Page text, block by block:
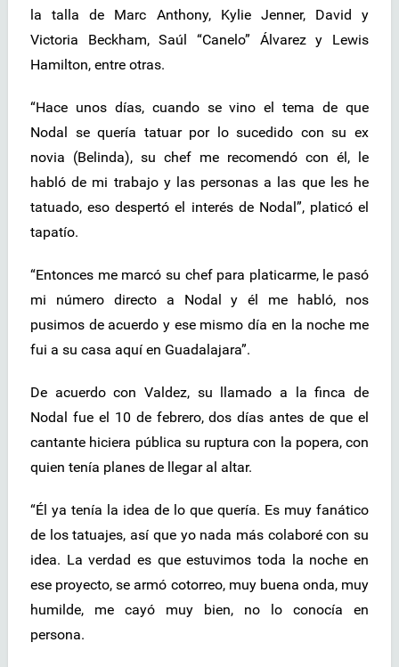
la talla de Marc Anthony, Kylie Jenner, David y
Victoria Beckham, Saúl “Canelo” Álvarez y Lewis
Hamilton, entre otras.
“Hace unos días, cuando se vino el tema de que
Nodal se quería tatuar por lo sucedido con su ex
novia (Belinda), su chef me recomendó con él, le
habló de mi trabajo y las personas a las que les he
tatuado, eso despertó el interés de Nodal”, platicó el
tapatío.
“Entonces me marcó su chef para platicarme, le pasó
mi número directo a Nodal y él me habló, nos
pusimos de acuerdo y ese mismo día en la noche me
fui a su casa aquí en Guadalajara”.
De acuerdo con Valdez, su llamado a la finca de
Nodal fue el 10 de febrero, dos días antes de que el
cantante hiciera pública su ruptura con la popera, con
quien tenía planes de llegar al altar.
“Él ya tenía la idea de lo que quería. Es muy fanático
de los tatuajes, así que yo nada más colaboré con su
idea. La verdad es que estuvimos toda la noche en
ese proyecto, se armó cotorreo, muy buena onda, muy
humilde, me cayó muy bien, no lo conocía en
persona.